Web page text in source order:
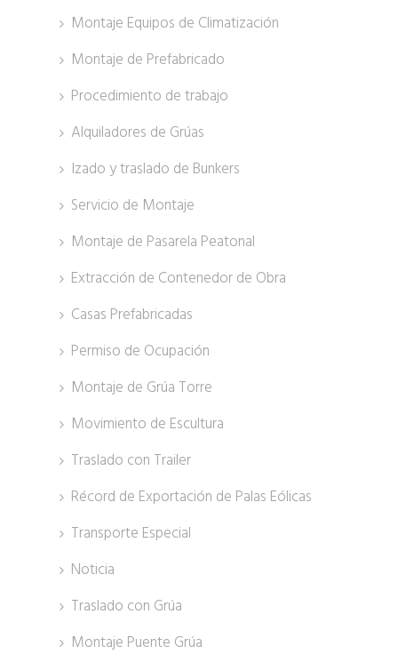
Montaje Equipos de Climatización
Montaje de Prefabricado
Procedimiento de trabajo
Alquiladores de Grúas
Izado y traslado de Bunkers
Servicio de Montaje
Montaje de Pasarela Peatonal
Extracción de Contenedor de Obra
Casas Prefabricadas
Permiso de Ocupación
Montaje de Grúa Torre
Movimiento de Escultura
Traslado con Trailer
Récord de Exportación de Palas Eólicas
Transporte Especial
Noticia
Traslado con Grúa
Montaje Puente Grúa